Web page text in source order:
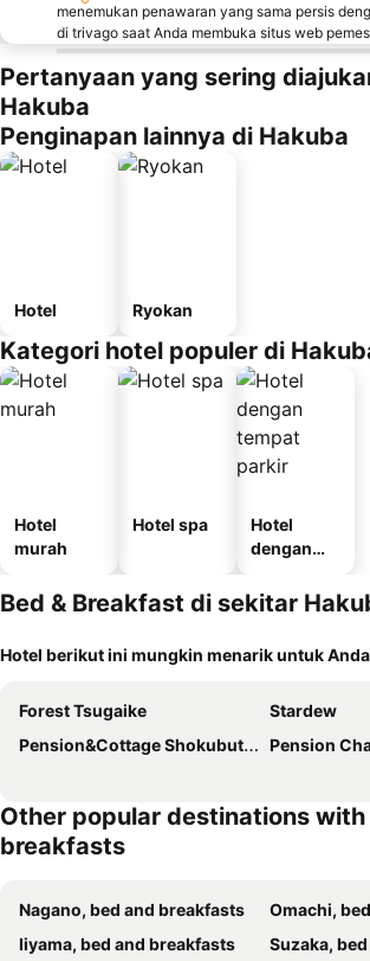
menemukan penawaran yang sama persis
di trivago saat Anda membuka situs web
Pertanyaan yang sering
Hakuba
Penginapan lainnya di Hakuba
Hotel Ryokan
Kategori hotel populer di
Hotel
murah
Hotel spa
Hotel
dengan
parkir
Bed & Breakfast di sekitar
Hotel berikut ini mungkin menarik untuk
Forest Tsugaike
Stardew
Pension&Cottage Shokubutsushi
Pension
Other popular destinations with
breakfasts
Nagano, bed and breakfasts
Omachi,
Iiyama, bed and breakfasts
Suzaka,